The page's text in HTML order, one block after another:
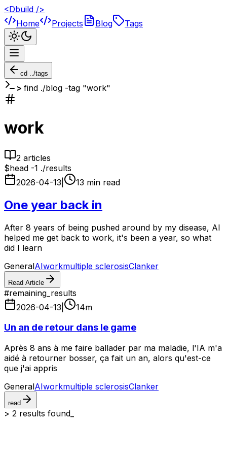
<Dbuild />
Home
Projects Blog Tags
cd ../tags
find ./blog -tag "work"
work
2 articles
$head -1 ./results
2026-04-13
13 min read
One year back in
After 8 years of being pushed around by my disease, AI
helped me get back to work, it's been a year, so what
did I learn
GeneralAIworkmultiple sclerosisClanker
Read Article
#remaining_results
2026-04-13
14m
Un an de retour dans le game
Après 8 ans à me faire ballader par ma maladie, l'IA m'a
aidé à retourner bosser, ça fait un an, alors qu'est-ce
que j'ai appris
GeneralAIworkmultiple sclerosisClanker
read
> 2 results found_